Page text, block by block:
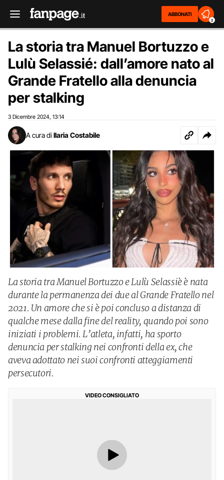
ABBONATI
2
La storia tra Manuel Bortuzzo e
Lulù Selassié: dall’amore nato al
Grande Fratello alla denuncia
per stalking
3 Dicembre 2024 13:14
A cura di Ilaria Costabile
La storia tra Manuel Bortuzzo e Lulù Selassiè è nata
durante la permanenza dei due al Grande Fratello nel
2021. Un amore che si è poi concluso a distanza di
qualche mese dalla fine del reality, quando poi sono
iniziati i problemi. L’atleta, infatti, ha sporto
denuncia per stalking nei confronti della ex, che
aveva adottato nei suoi confronti atteggiamenti
persecutori.
VIDEO CONSIGLIATO